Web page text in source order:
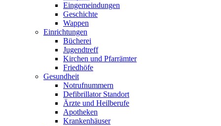
Eingemeindungen
Geschichte
Wappen
Einrichtungen
Bücherei
Jugendtreff
Kirchen und Pfarrämter
Friedhöfe
Gesundheit
Notrufnummern
Defibrillator Standort
Ärzte und Heilberufe
Apotheken
Krankenhäuser